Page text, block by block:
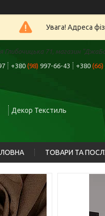
Увага! Адреса
Глибочицька 71, магазин
+380 (98) 997-66-43 +380 (66)
Декор Текстиль
ТОВАРИ ТА